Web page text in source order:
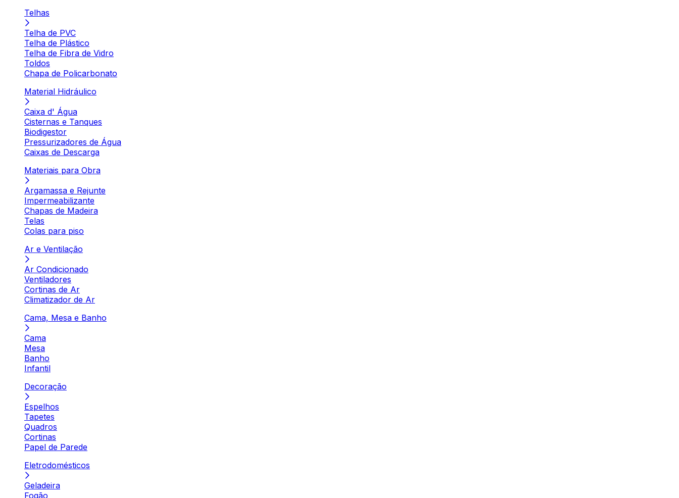
Telhas
Telha de PVC
Telha de Plástico
Telha de Fibra de Vidro
Toldos
Chapa de Policarbonato
Material Hidráulico
Caixa d' Água
Cisternas e Tanques
Biodigestor
Pressurizadores de Água
Caixas de Descarga
Materiais para Obra
Argamassa e Rejunte
Impermeabilizante
Chapas de Madeira
Telas
Colas para piso
Ar e Ventilação
Ar Condicionado
Ventiladores
Cortinas de Ar
Climatizador de Ar
Cama, Mesa e Banho
Cama
Mesa
Banho
Infantil
Decoração
Espelhos
Tapetes
Quadros
Cortinas
Papel de Parede
Eletrodomésticos
Geladeira
Fogão